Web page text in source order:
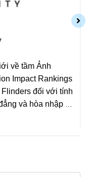
về tầm Ảnh
Impact Rankings
đối với tính
và hòa nhập đã
hạng dẫn đầu